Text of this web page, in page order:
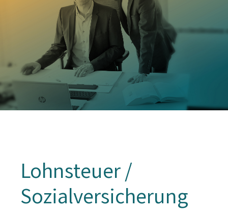
Lohnsteuer /
Sozialversicherung